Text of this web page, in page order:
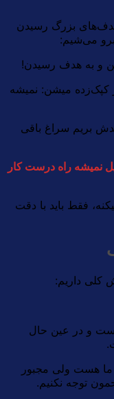
بزرگ رسیدن
می‌شیم:
و به هدف رسیدن!
کپک‌زده میشن: نمیشه
بریم سراغ باقی
نمیشه راه درست کار
فقط باید با دقت
و در عین حال
ما هست ولی مجبور
توجه نکنیم.